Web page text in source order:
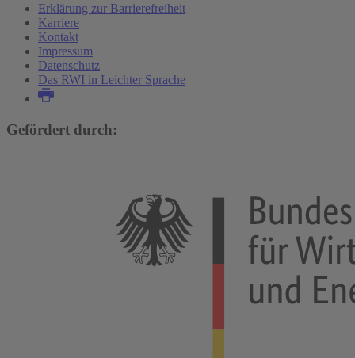
Erklärung zur Barrierefreiheit
Karriere
Kontakt
Impressum
Datenschutz
Das RWI in Leichter Sprache
Gefördert durch: